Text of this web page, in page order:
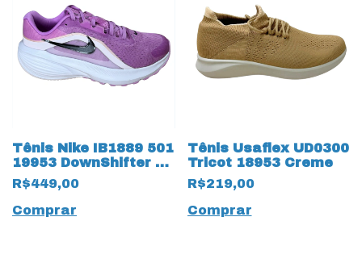
Tênis Nike IB1889 501
19953 DownShifter 14
Lilás
R$449,00
Comprar
Tênis Usaflex UD0300
Tricot 18953 Creme
R$219,00
Comprar